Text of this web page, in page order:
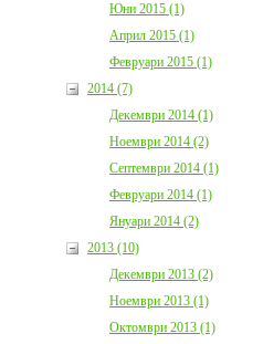
Юни 2015 (1)
Април 2015 (1)
Февруари 2015 (1)
2014 (7)
Декември 2014 (1)
Ноември 2014 (2)
Септември 2014 (1)
Февруари 2014 (1)
Януари 2014 (2)
2013 (10)
Декември 2013 (2)
Ноември 2013 (1)
Октомври 2013 (1)